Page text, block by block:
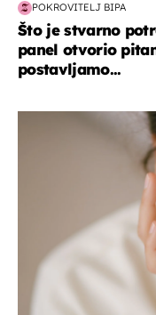
POKROVITELJ BIPA
Što je stvarno
panel otvorio
postavljamo...
moda & ljepota